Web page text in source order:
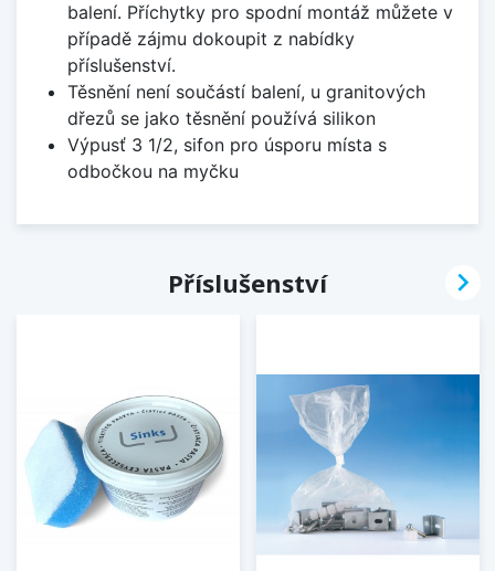
balení. Příchytky pro spodní montáž můžete v
případě zájmu dokoupit z nabídky
příslušenství.
Těsnění není součástí balení, u granitových
dřezů se jako těsnění používá silikon
Výpusť 3 1/2, sifon pro úsporu místa s
odbočkou na myčku
Příslušenství 